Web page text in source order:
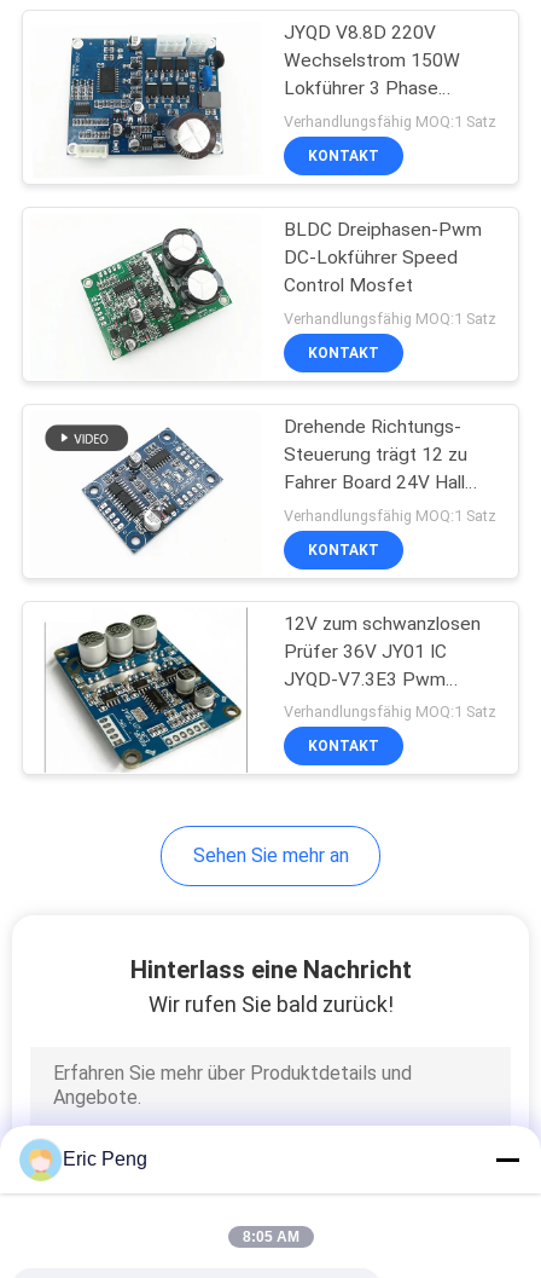
Elektrisches Linear-
Verstellgerät
Deuterium-Lampen-
Stromversorgung
14
Elektrische
Kühlmittelpumpe
31
Elektromotor
Immersionskühlpumpe
JYQD V8.8D 220V
Wechselstrom 150W
Lokführer 3 Phase
Sensorless Bldc
Verhandlungsfähig MOQ:1 Satz
KONTAKT
BLDC Dreiphasen-Pwm
DC-Lokführer Speed
Control Mosfet
Verhandlungsfähig MOQ:1 Satz
KONTAKT
Drehende Richtungs-
Steuerung trägt 12 zu
Fahrer Board 24V Hall
BLDC
Verhandlungsfähig MOQ:1 Satz
KONTAKT
12V zum schwanzlosen
Prüfer 36V JY01 IC
JYQD-V7.3E3 Pwm
Bewegungs
Verhandlungsfähig MOQ:1 Satz
KONTAKT
Sehen Sie mehr an
Hinterlass eine Nachricht
Wir rufen Sie bald zurück!
Eric Peng
8:05 AM